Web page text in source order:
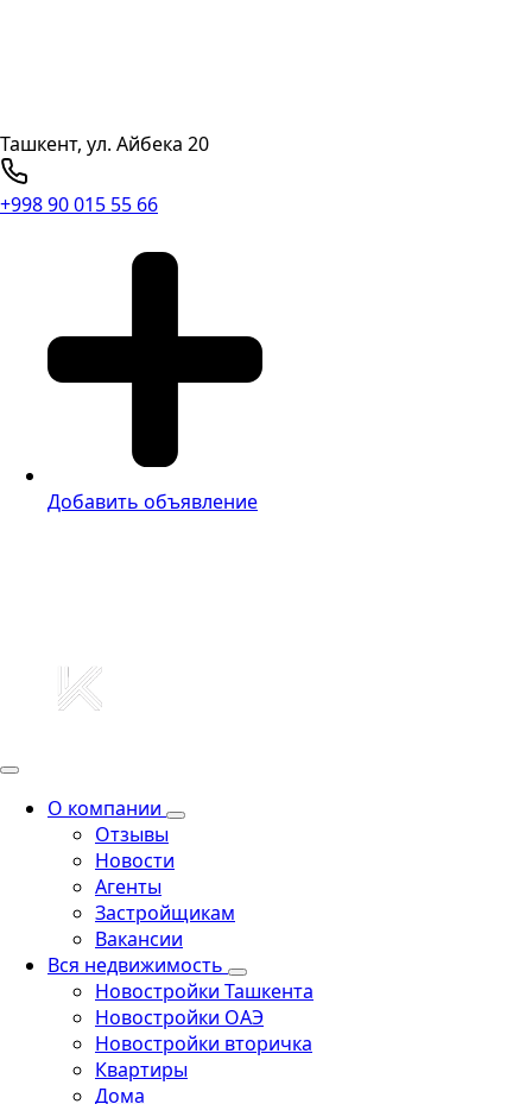
Ташкент, ул. Айбека 20
+998 90 015 55 66
Добавить объявление
О компании
Отзывы
Новости
Агенты
Застройщикам
Вакансии
Вся недвижимость
Новостройки Ташкента
Новостройки ОАЭ
Новостройки вторичка
Квартиры
Дома